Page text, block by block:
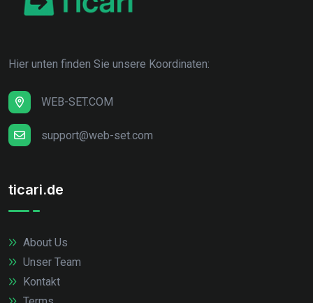
Hier unten finden Sie unsere Koordinaten:
WEB-SET.COM
support@web-set.com
ticari.de
About Us
Unser Team
Kontakt